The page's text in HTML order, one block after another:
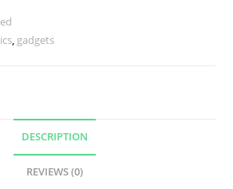
, gadgets
DESCRIPTION
REVIEWS (0)